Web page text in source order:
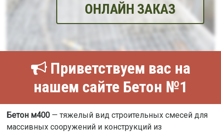
ОНЛАЙН ЗАКАЗ
Приветствуем вас на
нашем сайте Бетон №1
Бетон м400— тяжелый вид строительных смесей для
массивных сооружений и конструкций из